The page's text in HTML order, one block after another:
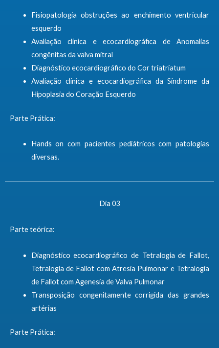
Fisiopatologia obstruções ao enchimento ventricular
esquerdo
Avaliação clínica e ecocardiográfica de Anomalias
congênitas da valva mitral
Diagnóstico ecocardiográfico do Cor triatriatum
Avaliação clínica e ecocardiográfica da Síndrome da
Hipoplasia do Coração Esquerdo
Parte Prática:
Hands on com pacientes pediátricos com patologias
diversas.
Dia 03
Parte teórica:
Diagnóstico ecocardiográfico de Tetralogia de Fallot,
Tetralogia de Fallot com Atresia Pulmonar e Tetralogia
de Fallot com Agenesia de Valva Pulmonar
Transposição congenitamente corrigida das grandes
artérias
Parte Prática: